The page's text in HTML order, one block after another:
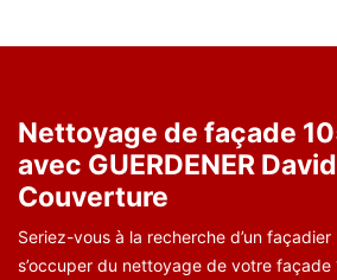
Nettoyage de façade
avec GUERDENER
Couverture
Seriez-vous à la recherche d’un
s’occuper du nettoyage de votre façade